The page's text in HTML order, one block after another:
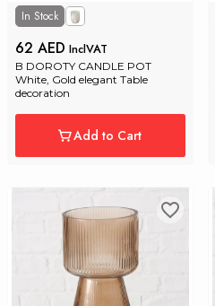
In Stock
62 AED InclVAT
B DOROTY CANDLE POT
White, Gold elegant Table
decoration
Add to Cart